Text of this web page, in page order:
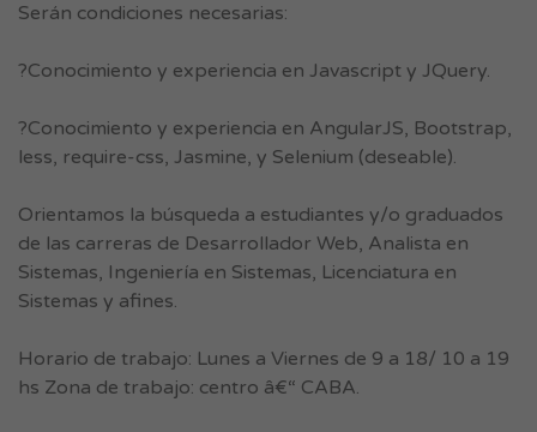
Serán condiciones necesarias:
?Conocimiento y experiencia en Javascript y JQuery.
?Conocimiento y experiencia en AngularJS, Bootstrap,
less, require-css, Jasmine, y Selenium (deseable).
Orientamos la búsqueda a estudiantes y/o graduados
de las carreras de Desarrollador Web, Analista en
Sistemas, Ingeniería en Sistemas, Licenciatura en
Sistemas y afines.
Horario de trabajo: Lunes a Viernes de 9 a 18/ 10 a 19
hs Zona de trabajo: centro â€“ CABA.